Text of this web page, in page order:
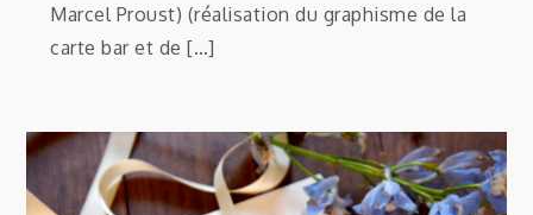
Marcel Proust) (réalisation du graphisme de la
carte bar et de […]